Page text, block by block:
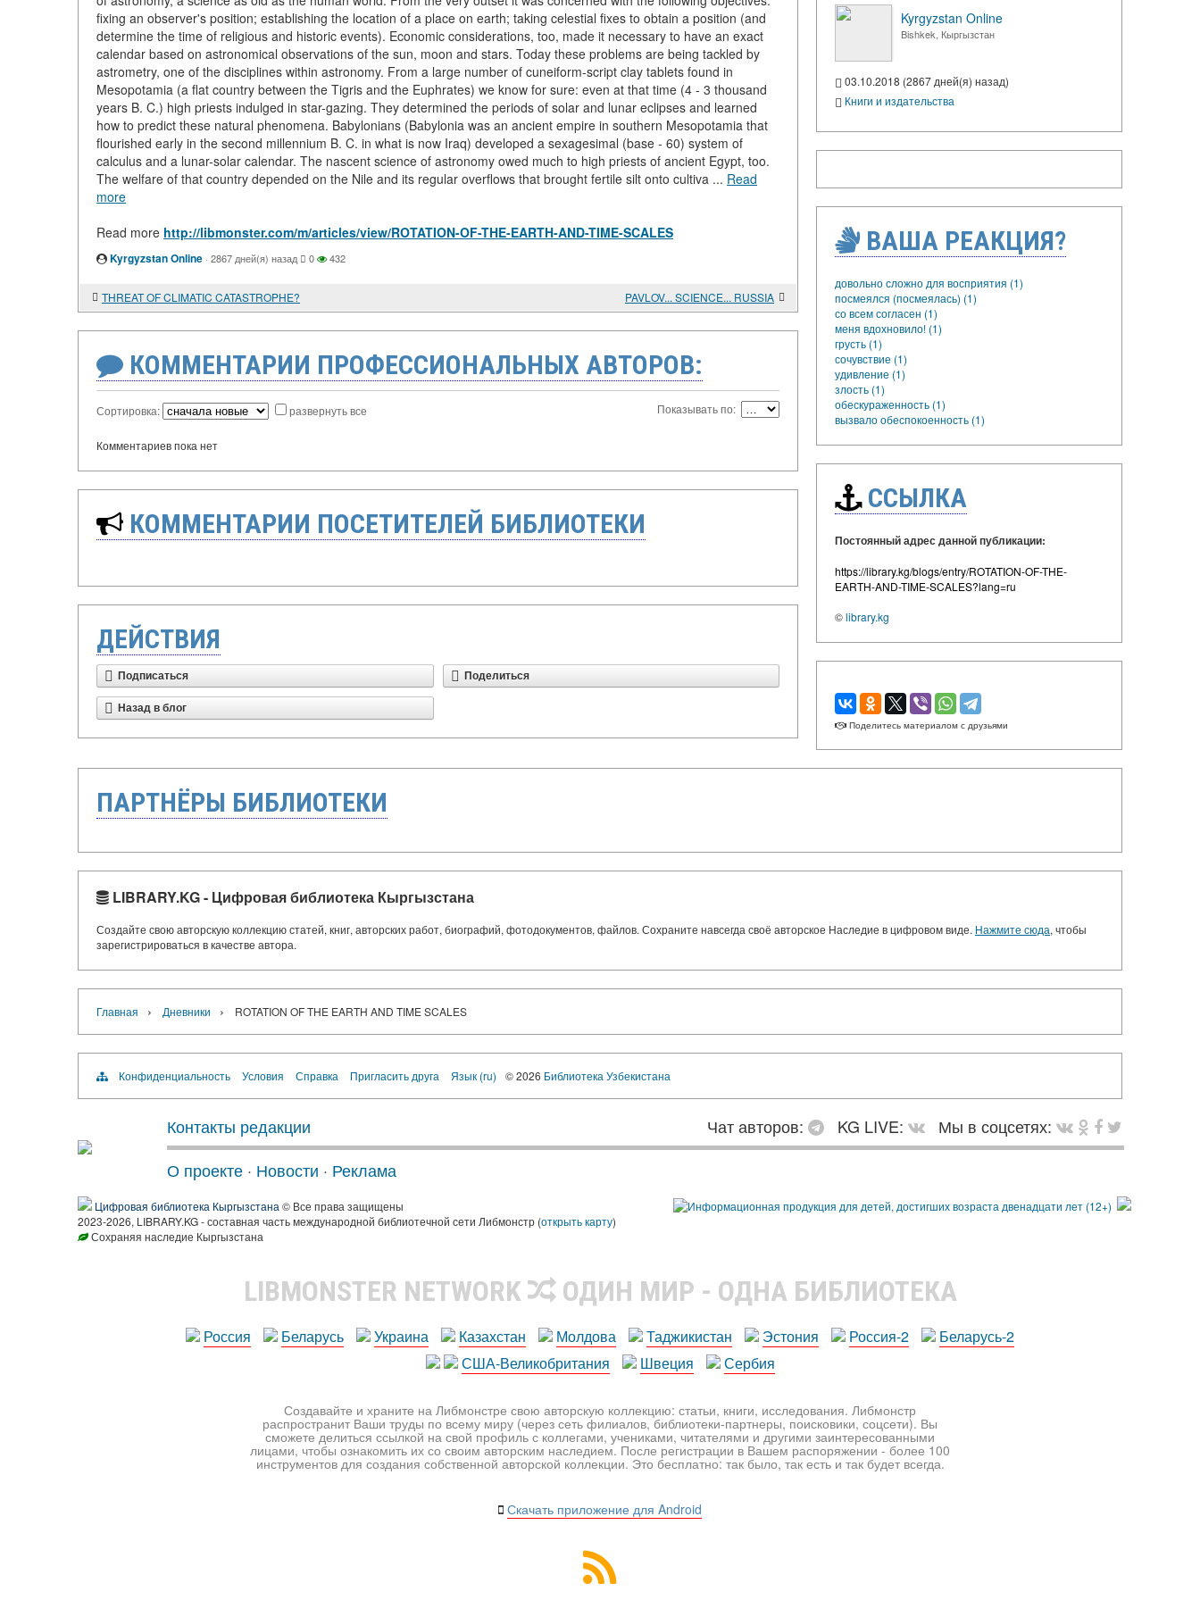
fixing an observer's position; establishing the location of a place on earth; taking celestial fixes to obtain a position (and
determine the time of religious and historic events). Economic considerations, too, made it necessary to have an exact
calendar based on astronomical observations of the sun, moon and stars. Today these problems are being tackled by
astrometry, one of the disciplines within astronomy. From a large number of cuneiform-script clay tablets found in
Mesopotamia (a flat country between the Tigris and the Euphrates) we know for sure: even at that time (4 - 3 thousand
years B. C.) high priests indulged in star-gazing. They determined the periods of solar and lunar eclipses and learned
how to predict these natural phenomena. Babylonians (Babylonia was an ancient empire in southern Mesopotamia that
flourished early in the second millennium B. C. in what is now Iraq) developed a sexagesimal (base - 60) system of
calculus and a lunar-solar calendar. The nascent science of astronomy owed much to high priests of ancient Egypt, too.
The welfare of that country depended on the Nile and its regular overflows that brought fertile silt onto cultiva ... Read
more
Read more http://libmonster.com/m/articles/view/ROTATION-OF-THE-EARTH-AND-TIME-SCALES
Kyrgyzstan Online · 2867 дней(я) назад 0 432
THREAT OF CLIMATIC CATASTROPHE? PAVLOV... SCIENCE... RUSSIA
КОММЕНТАРИИ ПРОФЕССИОНАЛЬНЫХ АВТОРОВ:
Сортировка: развернуть все Показывать по:
Комментариев пока нет
КОММЕНТАРИИ ПОСЕТИТЕЛЕЙ БИБЛИОТЕКИ
ДЕЙСТВИЯ
Подписаться Поделиться
Назад в блог
Kyrgyzstan Online
Bishkek, Кыргызстан
03.10.2018 (2867 дней(я) назад)
Книги и издательства
ВАША РЕАКЦИЯ?
довольно сложно для восприятия (1)
посмеялся (посмеялась) (1)
со всем согласен (1)
меня вдохновило! (1)
грусть (1)
сочувствие (1)
удивление (1)
злость (1)
обескураженность (1)
вызвало обеспокоенность (1)
ССЫЛКА
Постоянный адрес данной публикации:
https://library.kg/blogs/entry/ROTATION-OF-THE-
EARTH-AND-TIME-SCALES?lang=ru
©library.kg
Поделитесь материалом с друзьями
ПАРТНЁРЫ БИБЛИОТЕКИ
LIBRARY.KG - Цифровая библиотека Кыргызстана
Создайте свою авторскую коллекцию статей, книг, авторских работ, биографий, фотодокументов, файлов. Сохраните навсегда своё авторское Наследие в цифровом виде. Нажмите сюда, чтобы
зарегистрироваться в качестве автора.
Главная › Дневники › ROTATION OF THE EARTH AND TIME SCALES
Конфиденциальность Условия Справка Пригласить друга Язык (ru) © 2026 Библиотека Узбекистана
Контакты редакции Чат авторов: KG LIVE:
Мы в соцсетях:
О проекте · Новости · Реклама
Цифровая библиотека Кыргызстана © Все права защищены
2023-2026, LIBRARY.KG - составная часть международной библиотечной сети Либмонстр (открыть карту)
Сохраняя наследие Кыргызстана
LIBMONSTER NETWORK ОДИН МИР - ОДНА БИБЛИОТЕКА
Россия Беларусь Украина Казахстан Молдова Таджикистан Эстония Россия-2
Беларусь-2
США-Великобритания
Швеция Сербия
Создавайте и храните на Либмонстре свою авторскую коллекцию: статьи, книги, исследования. Либмонстр
распространит Ваши труды по всему миру (через сеть филиалов, библиотеки-партнеры, поисковики, соцсети). Вы
сможете делиться ссылкой на свой профиль с коллегами, учениками, читателями и другими заинтересованными
лицами, чтобы ознакомить их со своим авторским наследием. После регистрации в Вашем распоряжении - более 100
инструментов для создания собственной авторской коллекции. Это бесплатно: так было, так есть и так будет всегда.
Скачать приложение для Android